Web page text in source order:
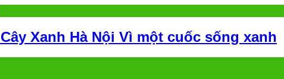
Cây Xanh Hà Nội Vì một cuốc sống xanh